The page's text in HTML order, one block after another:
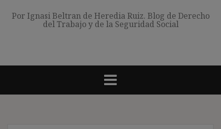
Por Ignasi Beltran de Heredia Ruiz. Blog de Derecho
del Trabajo y de la Seguridad Social